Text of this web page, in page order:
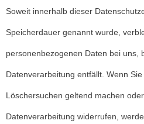
Soweit innerhalb dieser
Speicherdauer genannt wurde,
personenbezogenen Daten bei uns,
Datenverarbeitung entfällt. Wenn
Löschersuchen geltend machen
Datenverarbeitung widerrufen,